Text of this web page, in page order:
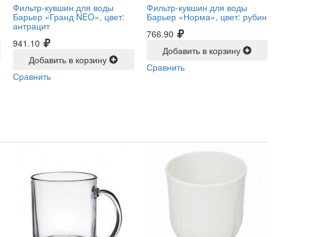
Фильтр-кувшин для воды
Барьер «Гранд NEO», цвет:
антрацит
941.10
Добавить в корзину
Сравнить
Фильтр-кувшин для воды
Барьер «Норма», цвет: рубин
766.90
Добавить в корзину
Сравнить